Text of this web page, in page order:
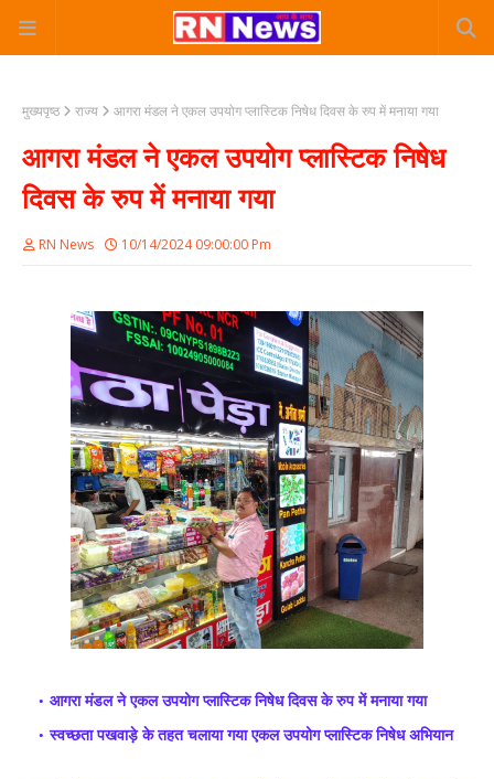
मुख्यपृष्ठ राज्य आगरा मंडल ने एकल उपयोग प्लास्टिक निषेध दिवस के रुप में मनाया गया
आगरा मंडल ने एकल उपयोग प्लास्टिक निषेध
दिवस के रुप में मनाया गया
RN News 10/14/2024 09:00:00 Pm
आगरा मंडल ने एकल उपयोग प्लास्टिक निषेध दिवस के रुप में मनाया गया
स्वच्छता पखवाड़े के तहत चलाया गया एकल उपयोग प्लास्टिक निषेध अभियान